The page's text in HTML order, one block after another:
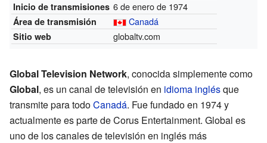
Inicio de transmisiones 6 de enero de 1974
Área de transmisión Canadá
Sitio web globaltv.com
Global Television Network, conocida simplemente como
Global, es un canal de televisión en idioma inglésque
transmite para todoCanadá. Fue fundado en 1974 y
actualmente es parte de Corus Entertainment. Global es
uno de los canales de televisión en inglés más